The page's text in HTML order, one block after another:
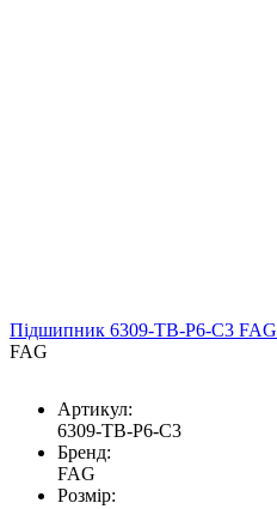
Підшипник 6309-TB-P6-C3 FAG
FAG
Артикул:
6309-TB-P6-C3
Бренд:
FAG
Розмір: